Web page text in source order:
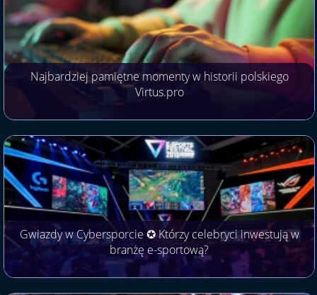
Najbardziej pamiętne momenty w historii polskiego
Virtus.pro
Gwiazdy w Cybersporcie ✪ Którzy celebryci inwestują w
branżę e-sportową?